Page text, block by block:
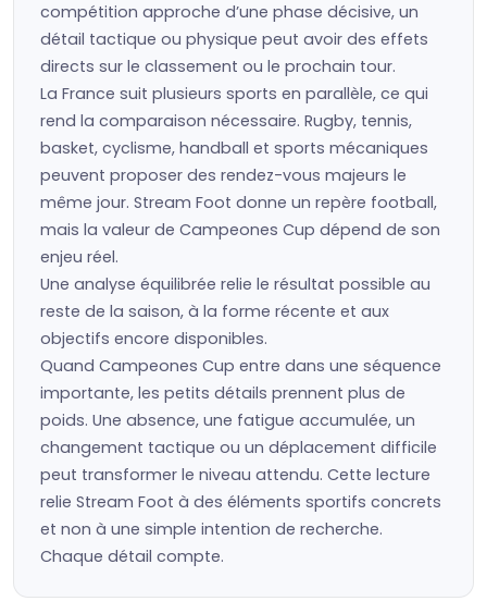
compétition approche d’une phase décisive, un
détail tactique ou physique peut avoir des effets
directs sur le classement ou le prochain tour.
La France suit plusieurs sports en parallèle, ce qui
rend la comparaison nécessaire. Rugby, tennis,
basket, cyclisme, handball et sports mécaniques
peuvent proposer des rendez-vous majeurs le
même jour. Stream Foot donne un repère football,
mais la valeur de Campeones Cup dépend de son
enjeu réel.
Une analyse équilibrée relie le résultat possible au
reste de la saison, à la forme récente et aux
objectifs encore disponibles.
Quand Campeones Cup entre dans une séquence
importante, les petits détails prennent plus de
poids. Une absence, une fatigue accumulée, un
changement tactique ou un déplacement difficile
peut transformer le niveau attendu. Cette lecture
relie Stream Foot à des éléments sportifs concrets
et non à une simple intention de recherche.
Chaque détail compte.